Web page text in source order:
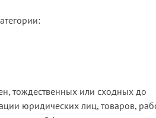
тождественных или сходных до
юридических лиц, товаров,